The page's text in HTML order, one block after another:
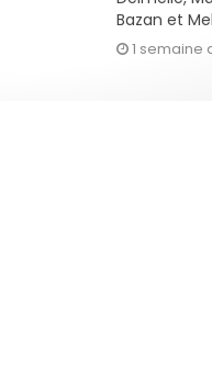
Bazan et
1 semaine